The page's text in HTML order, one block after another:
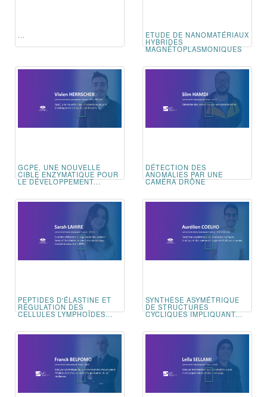
... ETUDE DE NANOMATÉRIAUX
HYBRIDES
MAGNÉTOPLASMONIQUES
GCPE, UNE NOUVELLE
CIBLE ENZYMATIQUE POUR
LE DÉVELOPPEMENT...
DÉTECTION DES
ANOMALIES PAR UNE
CAMÉRA DRÔNE
PEPTIDES D'ÉLASTINE ET
RÉGULATION DES
CELLULES LYMPHOÏDES...
SYNTHÈSE ASYMÉTRIQUE
DE STRUCTURES
CYCLIQUES IMPLIQUANT...